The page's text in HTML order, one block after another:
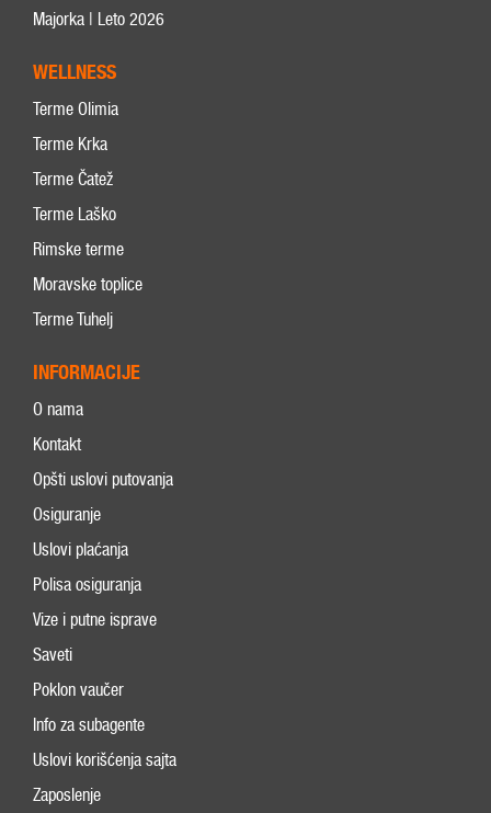
Majorka | Leto 2026
WELLNESS
Terme Olimia
Terme Krka
Terme Čatež
Terme Laško
Rimske terme
Moravske toplice
Terme Tuhelj
INFORMACIJE
O nama
Kontakt
Opšti uslovi putovanja
Osiguranje
Uslovi plaćanja
Polisa osiguranja
Vize i putne isprave
Saveti
Poklon vaučer
Info za subagente
Uslovi korišćenja sajta
Zaposlenje